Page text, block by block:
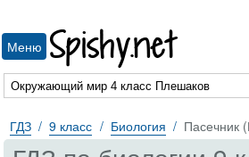
Меню Spishy.net
ГДЗ 9 класс Биология Пасечник